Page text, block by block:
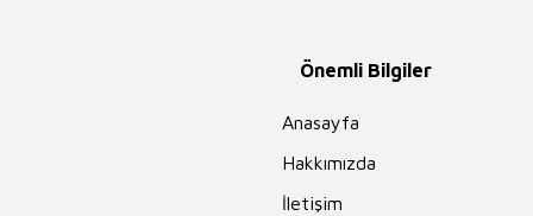
Önemli Bilgiler
Anasayfa
Hakkımızda
İletişim